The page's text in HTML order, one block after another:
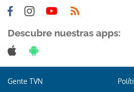
Descubre nuestras apps:
Gente TVN